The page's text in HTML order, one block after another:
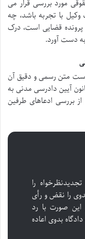
مورد بررسی قرار می
با تجربه باشد، چه
قضایی است، درک
دست آورد.
است متن رسمی و دقیق آن
روی خود داشته باشیم. ماده ۳۵۸ قانون آیین دادرسی مدنی به
بررسی ادعاهای طرفین
را
را نقض و رأی
صورت با رد
بدوی اعاده